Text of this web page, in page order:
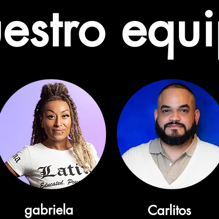
gabriela
Carlitos